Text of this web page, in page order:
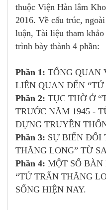
thuộc Viện Hàn lâm
2016. Về cấu trúc,
luận, Tài liệu tham
trình bày thành 4 phần:
Phần 1: TỔNG QUAN
LIÊN QUAN ĐẾN
Phần 2: TỤC THỜ Ở
TRƯỚC NĂM 1945 -
DỰNG TRUYỀN
Phần 3: SỰ BIẾN ĐỔI
THĂNG LONG” TỪ
Phần 4: MỘT SỐ
“TỨ TRẤN THĂNG
SỐNG HIỆN NAY.